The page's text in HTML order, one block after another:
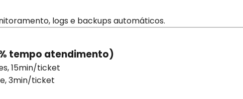
logs e backups automáticos.
tempo atendimento)
15min/ticket
3min/ticket